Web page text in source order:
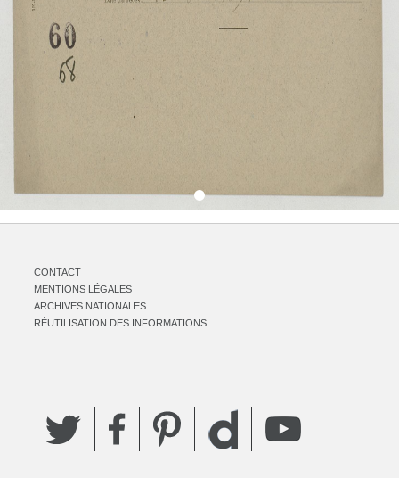
CONTACT
MENTIONS LÉGALES
ARCHIVES NATIONALES
RÉUTILISATION DES INFORMATIONS